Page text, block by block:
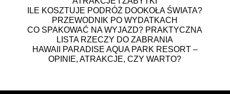
ILE KOSZTUJE PODRÓŻ DOOKOŁA ŚWIATA?
PRZEWODNIK PO WYDATKACH
CO SPAKOWAĆ NA WYJAZD? PRAKTYCZNA
LISTA RZECZY DO ZABRANIA
HAWAII PARADISE AQUA PARK RESORT –
OPINIE, ATRAKCJE, CZY WARTO?